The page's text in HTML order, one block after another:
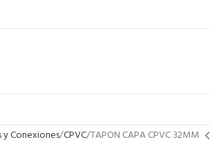
y Conexiones CPVC TAPON CAPA CPVC 32MM